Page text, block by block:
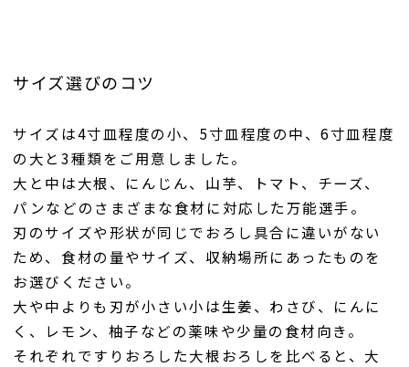
サイズ選びのコツ
サイズは4寸皿程度の小、5寸皿程度の中、6寸皿程度
の大と3種類をご用意しました。
大と中は大根、にんじん、山芋、トマト、チーズ、
パンなどのさまざまな食材に対応した万能選手。
刃のサイズや形状が同じでおろし具合に違いがない
ため、食材の量やサイズ、収納場所にあったものを
お選びください。
大や中よりも刃が小さい小は生姜、わさび、にんに
く、レモン、柚子などの薬味や少量の食材向き。
それぞれですりおろした大根おろしを比べると、大